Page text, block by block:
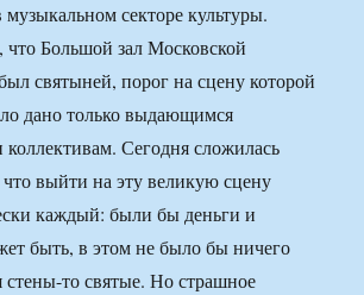
музыкальном секторе культуры.
что Большой зал Московской
святыней, порог на сцену которой
дано только выдающимся
Сегодня сложилась
что выйти на эту великую сцену
каждый: были бы деньги и
быть, в этом не было бы ничего
стены-то святые. Но страшное